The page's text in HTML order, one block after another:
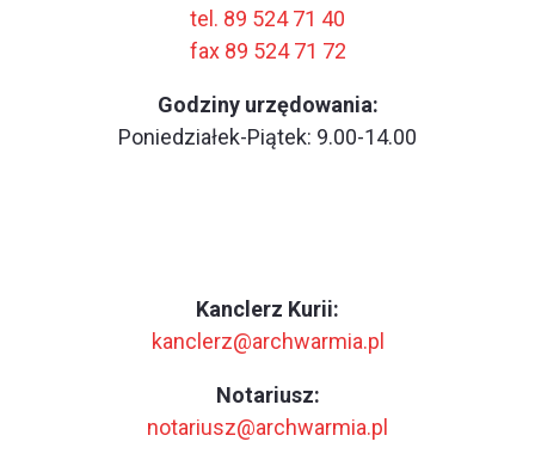
tel. 89 524 71 40
fax 89 524 71 72
Godziny urzędowania:
Poniedziałek-Piątek: 9.00-14.00
Kanclerz Kurii:
kanclerz@archwarmia.pl
Notariusz:
notariusz@archwarmia.pl